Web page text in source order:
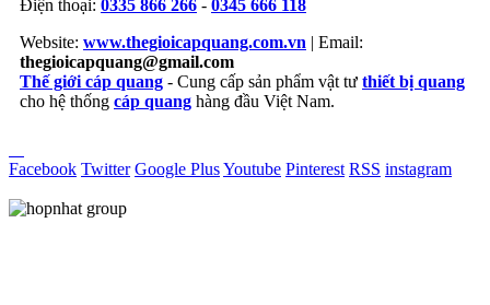
Điện thoại: 0335 866 266 - 0345 666 118
Website: www.thegioicapquang.com.vn | Email:
thegioicapquang@gmail.com
Thế giới cáp quang - Cung cấp sản phẩm vật tư thiết bị quang
cho hệ thống cáp quang hàng đầu Việt Nam.
Facebook Twitter Google PlusYoutube Pinterest RSS instagram